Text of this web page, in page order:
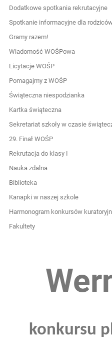
Dodatkowe spotkania rekrutacyjne
Spotkanie informacyjne dla
Gramy razem!
Wiadomość WOŚPowa
Licytacje WOŚP
Pomagajmy z WOŚP
Świąteczna niespodzianka
Kartka świąteczna
Sekretariat szkoły w czasie
29. Finał WOŚP
Rekrutacja do klasy I
Nauka zdalna
Biblioteka
Kanapki w naszej szkole
Harmonogram konkursów
Fakultety
konkursu